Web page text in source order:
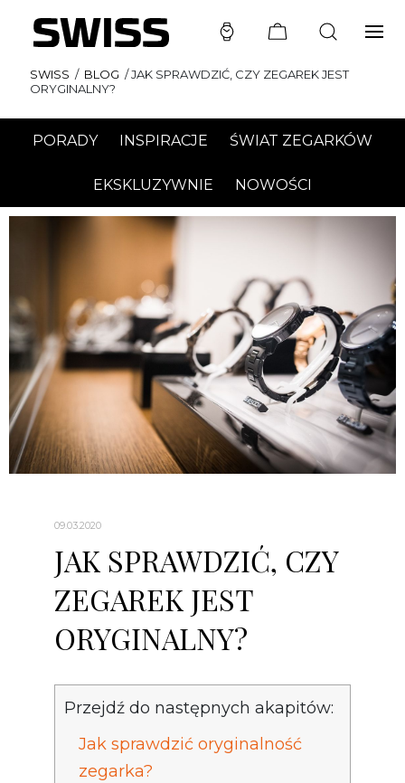
SWISS / BLOG /JAK SPRAWDZIĆ, CZY ZEGAREK JEST
ORYGINALNY?
PORADY INSPIRACJE ŚWIAT ZEGARKÓW
EKSKLUZYWNIE NOWOŚCI
09.03.2020
JAK SPRAWDZIĆ, CZY
ZEGAREK JEST
ORYGINALNY?
Przejdź do następnych akapitów:
Jak sprawdzić oryginalność
zegarka?